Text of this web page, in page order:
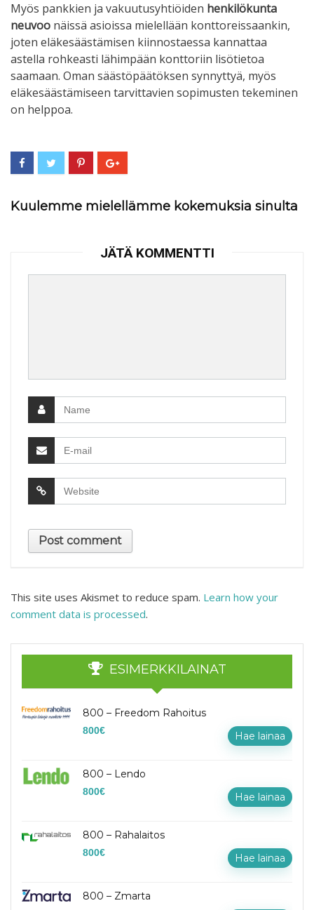
Myös pankkien ja vakuutusyhtiöiden henkilökunta
neuvoo näissä asioissa mielellään konttoreissaankin,
joten eläkesäästämisen kiinnostaessa kannattaa
astella rohkeasti lähimpään konttoriin lisötietoa
saamaan. Oman säästöpäätöksen synnyttyä, myös
eläkesäästämiseen tarvittavien sopimusten tekeminen
on helppoa.
Kuulemme mielellämme kokemuksia sinulta
JÄTÄ KOMMENTTI
This site uses Akismet to reduce spam. Learn how your
comment data is processed.
ESIMERKKILAINAT
800 – Freedom Rahoitus
800€ Hae lainaa
800 – Lendo
800€ Hae lainaa
800 – Rahalaitos
800€ Hae lainaa
800 – Zmarta